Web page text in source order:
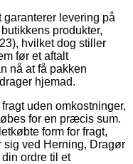
levering på
produkter,
hvilket dog stiller
før et aftalt
nå at få pakken
hjemad.
uden omkostninger,
for en præcis sum.
form for fragt,
sig ved Herning, Dragør
ordre til et